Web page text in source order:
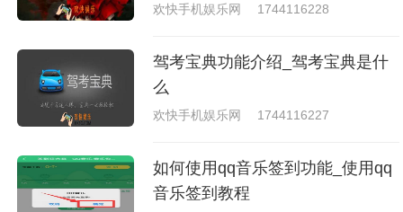
欢快手机娱乐网 1744116228
驾考宝典功能介绍_驾考宝典是什
么
欢快手机娱乐网 1744116227
如何使用qq音乐签到功能_使用qq
音乐签到教程